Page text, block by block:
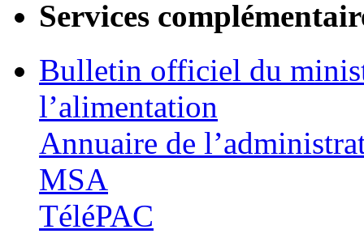
Services
Bulletin officiel du
l’alimentation
Annuaire de
MSA
TéléPAC